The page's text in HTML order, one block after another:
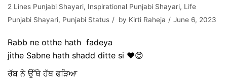
2 Lines Punjabi Shayari, Inspirational Punjabi Shayari, Life
Punjabi Shayari, Punjabi Status by Kirti Raheja June 6, 2023
Rabb ne otthe hath fadeya
jithe Sabne hath shadd ditte si ♥️😊
ਰੱਬ ਨੇ ਉੱਥੇ ਹੱਥ ਫੜਿਆ